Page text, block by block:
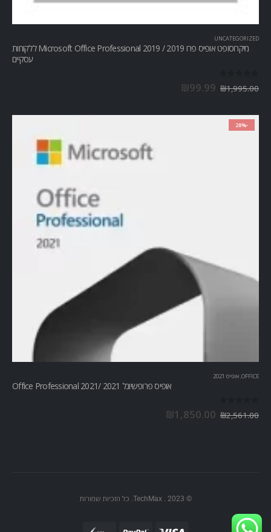
UNCATEGORIZED
מיקרוסופט אופיס פרו Microsoft Office Professional 2019 / 2019 ללקוחות
עסקיים
₪1,995.00
₪99.99
-28%
OFFICE
, אופיס 2021
אופיס פרופשיונל 2021 /Office Professional 2021
₪2,561.00
₪1,850.00
© TechMax . 2023. כל הזכיות שמורות